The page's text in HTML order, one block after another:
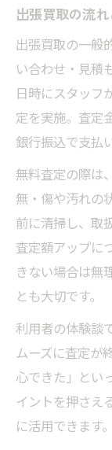
出張買取の流
出張買取の一般
い合わせ・見積
日時にスタッフ
定を実施。査定
銀行振込で支払
無料査定の際は
無・傷や汚れの
前に清掃し、取
査定額アップに
きない場合は無
とも大切です。
利用者の体験談
ムーズに査定が
心できた」とい
イントを押さえ
に活用できます。